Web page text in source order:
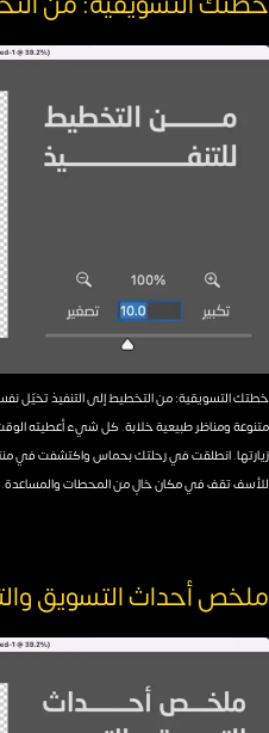
خطتك التسويقية: من التخطيط إلى التنفيذ تخيّل
متنوعة ومناظر طبيعية خلابة. كل شيء أعطيته
زيارتها. انطلقت في رحلتك بحماس واكتشفت في
للأسف تقف في مكان خالٍ من المحطات
ملخص أحداث التسويق